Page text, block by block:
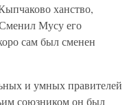
ханство,
Мусу его
сам был сменен
и умных правителей
союзником он был